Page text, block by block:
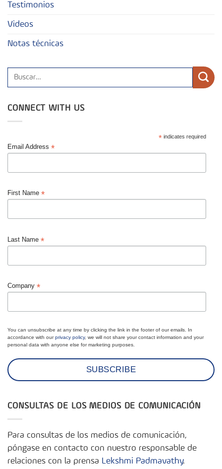
Testimonios
Videos
Notas técnicas
CONNECT WITH US
* indicates required
Email Address *
First Name *
Last Name *
Company *
You can unsubscribe at any time by clicking the link in the footer of our emails. In
accordance with ourprivacy policy, we will not share your contact information and your
personal data with anyone else for marketing purposes.
CONSULTAS DE LOS MEDIOS DE COMUNICACIÓN
Para consultas de los medios de comunicación,
póngase en contacto con nuestro responsable de
relaciones con la prensa Lekshmi Padmavathy.